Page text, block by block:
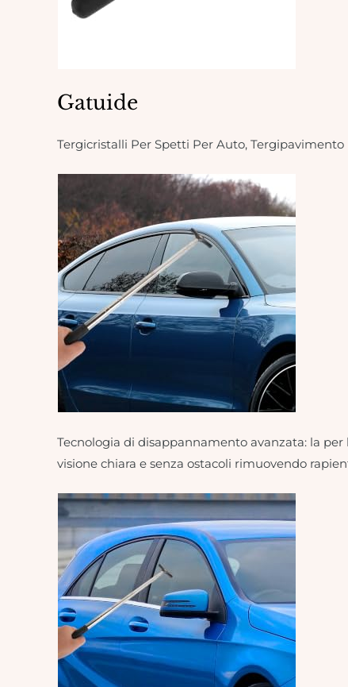
Gatuide
Tergicristalli Per Spetti Per Auto,
Tecnologia di disappannamento avanzata: la
visione chiara e senza ostacoli rimuovendo